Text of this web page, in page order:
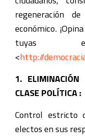
regeneración
económico.
tuyas
<http://
1.
CLASE POLÍTICA :
Control estricto
electos en sus